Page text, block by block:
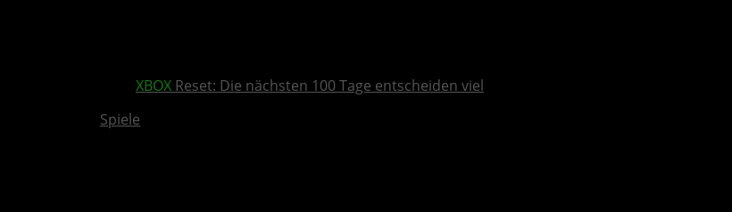
XBOX Reset: Die nächsten 100 Tage entscheiden viel
Spiele